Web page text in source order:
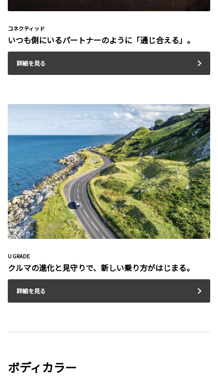
コネクティッド
いつも側にいるパートナーのように「通じ合える」。
詳細を見る
U GRADE
クルマの進化と見守りで、新しい乗り方がはじまる。
詳細を見る
ボディカラー